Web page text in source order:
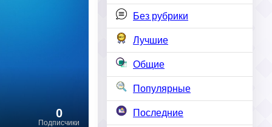
Без рубрики
Лучшие
Общие
Популярные
Последние
Подписчики
0